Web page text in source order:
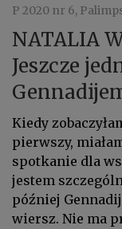
P 2020 nr 6,
NATALIA
Jeszcze
Kiedy
pierwszy,
spotkanie dla
jestem
później
wiersz. Nie ma